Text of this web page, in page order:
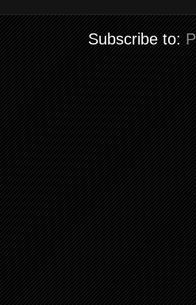
Subscribe to: